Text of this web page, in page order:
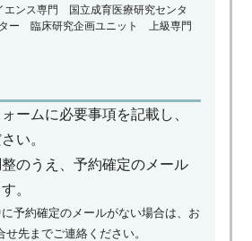
エンス専門 国立成育医療研究センタ
ー 臨床研究企画ユニット 上級専門
ームに必要事項を記載し、
い。
のうえ、予約確定のメール
。
予約確定のメールがない場合は、お
先までご連絡ください。